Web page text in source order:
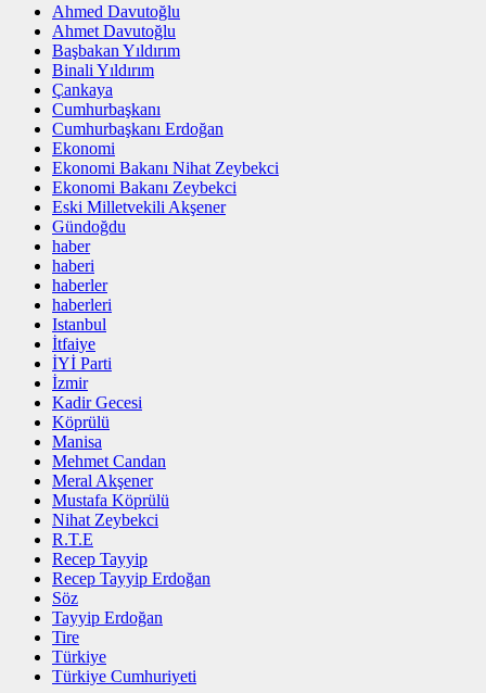
Ahmed Davutoğlu
Ahmet Davutoğlu
Başbakan Yıldırım
Binali Yıldırım
Çankaya
Cumhurbaşkanı
Cumhurbaşkanı Erdoğan
Ekonomi
Ekonomi Bakanı Nihat Zeybekci
Ekonomi Bakanı Zeybekci
Eski Milletvekili Akşener
Gündoğdu
haber
haberi
haberler
haberleri
Istanbul
İtfaiye
İYİ Parti
İzmir
Kadir Gecesi
Köprülü
Manisa
Mehmet Candan
Meral Akşener
Mustafa Köprülü
Nihat Zeybekci
R.T.E
Recep Tayyip
Recep Tayyip Erdoğan
Söz
Tayyip Erdoğan
Tire
Türkiye
Türkiye Cumhuriyeti